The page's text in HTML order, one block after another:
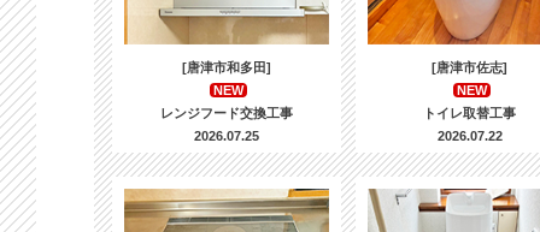
[唐津市和多田]
NEW
レンジフード交換工事
2026.07.25
[唐津市佐志]
NEW
トイレ取替工事
2026.07.22